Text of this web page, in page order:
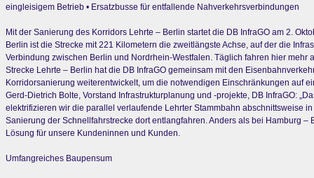
eingleisigem Betrieb • Ersatzbusse für entfallende Nahverkehrsverbindungen
Mit der Sanierung des Korridors Lehrte – Berlin startet die DB InfraGO am 2.
Berlin ist die Strecke mit 221 Kilometern die zweitlängste Achse, auf der die
Verbindung zwischen Berlin und Nordrhein-Westfalen. Täglich fahren hier
Strecke Lehrte – Berlin hat die DB InfraGO gemeinsam mit den
Korridorsanierung weiterentwickelt, um die notwendigen Einschränkungen auf
Gerd-Dietrich Bolte, Vorstand Infrastrukturplanung und -projekte, DB InfraGO:
elektrifizieren wir die parallel verlaufende Lehrter Stammbahn abschnittsweise
Sanierung der Schnellfahrstrecke dort entlangfahren. Anders als bei Hamburg
Lösung für unsere Kundeninnen und Kunden.
Umfangreiches Baupensum